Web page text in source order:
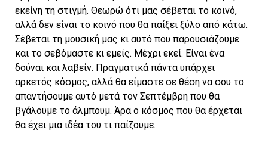
εκείνη τη στιγμή. Θεωρώ ότι μας σέβεται το κοινό,
αλλά δεν είναι το κοινό που θα παίξει ξύλο από κάτω.
Σέβεται τη μουσική μας κι αυτό που παρουσιάζουμε
και το σεβόμαστε κι εμείς. Μέχρι εκεί. Είναι ένα
δούναι και λαβείν. Πραγματικά πάντα υπάρχει
αρκετός κόσμος, αλλά θα είμαστε σε θέση να σου το
απαντήσουμε αυτό μετά τον Σεπτέμβρη που θα
βγάλουμε το άλμπουμ. Άρα ο κόσμος που θα έρχεται
θα έχει μια ιδέα του τι παίζουμε.